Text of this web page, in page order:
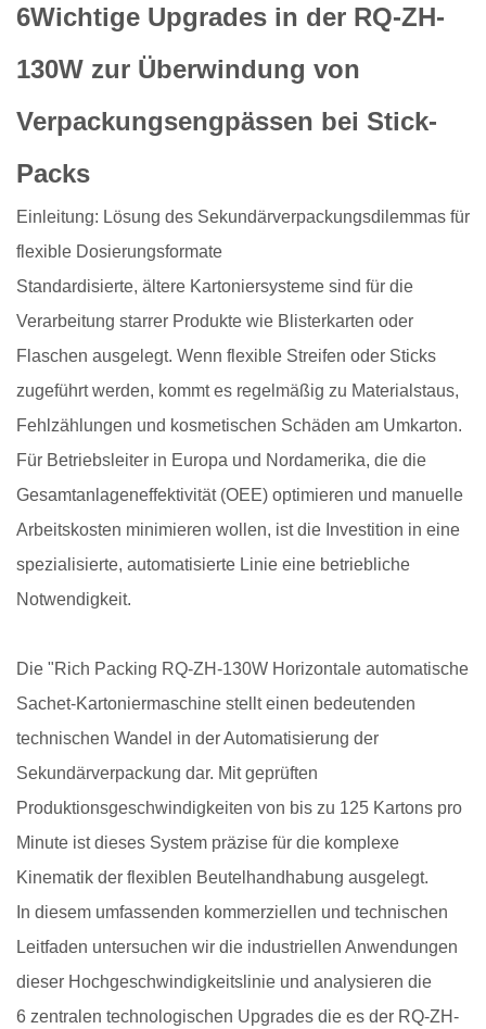
6Wichtige Upgrades in der RQ-ZH-
130W zur Überwindung von
Verpackungsengpässen bei Stick-
Packs
Einleitung: Lösung des Sekundärverpackungsdilemmas für
flexible Dosierungsformate
Standardisierte, ältere Kartoniersysteme sind für die
Verarbeitung starrer Produkte wie Blisterkarten oder
Flaschen ausgelegt. Wenn flexible Streifen oder Sticks
zugeführt werden, kommt es regelmäßig zu Materialstaus,
Fehlzählungen und kosmetischen Schäden am Umkarton.
Für Betriebsleiter in Europa und Nordamerika, die die
Gesamtanlageneffektivität (OEE) optimieren und manuelle
Arbeitskosten minimieren wollen, ist die Investition in eine
spezialisierte, automatisierte Linie eine betriebliche
Notwendigkeit.
Die "Rich Packing RQ-ZH-130W Horizontale automatische
Sachet-Kartoniermaschine stellt einen bedeutenden
technischen Wandel in der Automatisierung der
Sekundärverpackung dar. Mit geprüften
Produktionsgeschwindigkeiten von bis zu 125 Kartons pro
Minute ist dieses System präzise für die komplexe
Kinematik der flexiblen Beutelhandhabung ausgelegt.
In diesem umfassenden kommerziellen und technischen
Leitfaden untersuchen wir die industriellen Anwendungen
dieser Hochgeschwindigkeitslinie und analysieren die
6 zentralen technologischen Upgrades die es der RQ-ZH-